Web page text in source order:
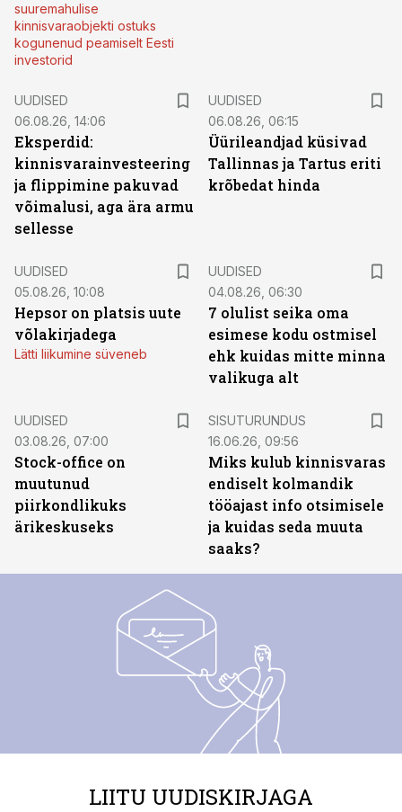
suuremahulise
kinnisvaraobjekti ostuks
kogunenud peamiselt Eesti
investorid
UUDISED
06.08.26, 14:06
Eksperdid:
kinnisvarainvesteering
ja flippimine pakuvad
võimalusi, aga ära armu
sellesse
UUDISED
06.08.26, 06:15
Üürileandjad küsivad
Tallinnas ja Tartus eriti
krõbedat hinda
UUDISED
05.08.26, 10:08
Hepsor on platsis uute
võlakirjadega
Lätti liikumine süveneb
UUDISED
04.08.26, 06:30
7 olulist seika oma
esimese kodu ostmisel
ehk kuidas mitte minna
valikuga alt
UUDISED
03.08.26, 07:00
Stock-office on
muutunud
piirkondlikuks
ärikeskuseks
SISUTURUNDUS
16.06.26, 09:56
Miks kulub kinnisvaras
endiselt kolmandik
tööajast info otsimisele
ja kuidas seda muuta
saaks?
LIITU UUDISKIRJAGA